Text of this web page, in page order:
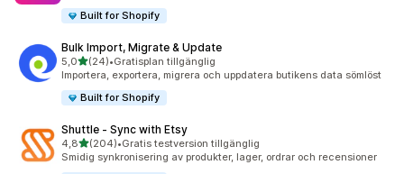
Built for Shopify
Bulk Import, Migrate & Update
5,0av 5 stjärnor
(24)
24 recensioner totalt
•Gratisplan tillgänglig
Importera, exportera, migrera och uppdatera butikens data sömlöst
Built for Shopify
Shuttle ‑ Sync with Etsy
4,8av 5 stjärnor
(204)
204 recensioner totalt
•Gratis testversion tillgänglig
Smidig synkronisering av produkter, lager, ordrar och recensioner